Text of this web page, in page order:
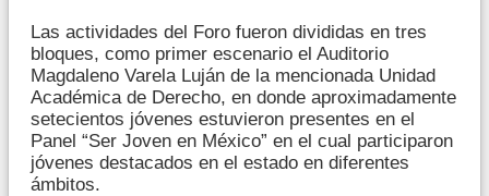
Las actividades del Foro fueron divididas en tres
bloques, como primer escenario el Auditorio
Magdaleno Varela Luján de la mencionada Unidad
Académica de Derecho, en donde aproximadamente
setecientos jóvenes estuvieron presentes en el
Panel “Ser Joven en México” en el cual participaron
jóvenes destacados en el estado en diferentes
ámbitos.